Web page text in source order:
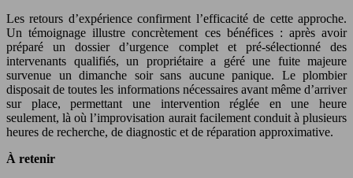
Les retours d’expérience confirment l’efficacité de cette approche.
Un témoignage illustre concrètement ces bénéfices : après avoir
préparé un dossier d’urgence complet et pré-sélectionné des
intervenants qualifiés, un propriétaire a géré une fuite majeure
survenue un dimanche soir sans aucune panique. Le plombier
disposait de toutes les informations nécessaires avant même d’arriver
sur place, permettant une intervention réglée en une heure
seulement, là où l’improvisation aurait facilement conduit à plusieurs
heures de recherche, de diagnostic et de réparation approximative.
À retenir